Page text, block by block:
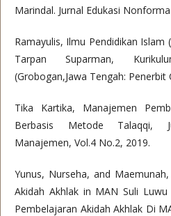
Marindal. Jurnal Edukasi
Ramayulis, Ilmu Pendidikan Islam
Tarpan Suparman,
(Grobogan,Jawa Tengah: Penerbit
Tika Kartika, Manajemen
Berbasis Metode Talaqqi,
Manajemen, Vol.4 No.2, 2019.
Yunus, Nurseha, and
Akidah Akhlak in MAN Suli
Pembelajaran Akidah Akhlak Di